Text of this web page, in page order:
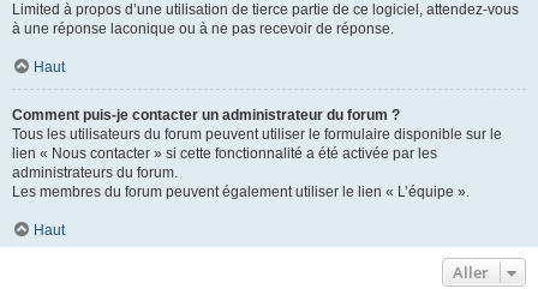
Limited à propos d’une utilisation de tierce partie de ce logiciel, attendez-vous
à une réponse laconique ou à ne pas recevoir de réponse.
Haut
Comment puis-je contacter un administrateur du forum ?
Tous les utilisateurs du forum peuvent utiliser le formulaire disponible sur le
lien « Nous contacter » si cette fonctionnalité a été activée par les
administrateurs du forum.
Les membres du forum peuvent également utiliser le lien « L’équipe ».
Haut
Aller